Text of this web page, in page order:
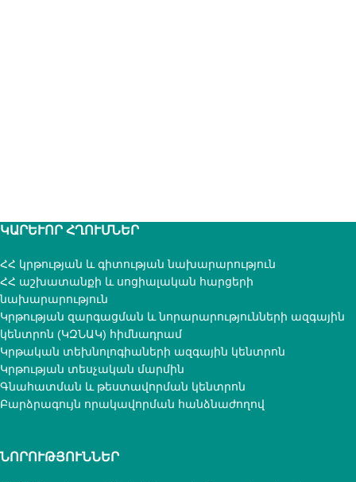
ԿԱՐԵՒՈՐ ՀՂՈՒՄՆԵՐ
ՀՀ կրթության և գիտության նախարարություն
ՀՀ աշխատանքի և սոցիալական հարցերի
նախարարություն
Կրթության զարգացման և նորարարությունների ազգային
կենտրոն (ԿԶՆԱԿ) հիմնադրամ
Կրթական տեխնոլոգիաների ազգային կենտրոն
Կրթության տեսչական մարմին
Գնահատման և թեստավորման կենտրոն
Բարձրագույն որակավորման հանձնաժողով
ՆՈՐՈՒԹՅՈՒՆՆԵՐ